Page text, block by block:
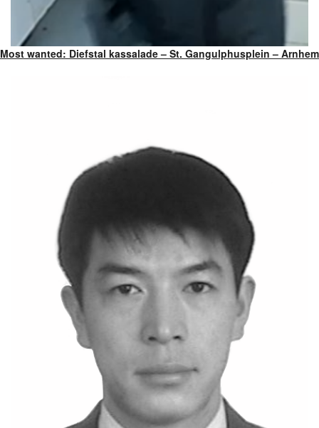
Most wanted: Diefstal kassalade – St. Gangulphusplein – Arnhem